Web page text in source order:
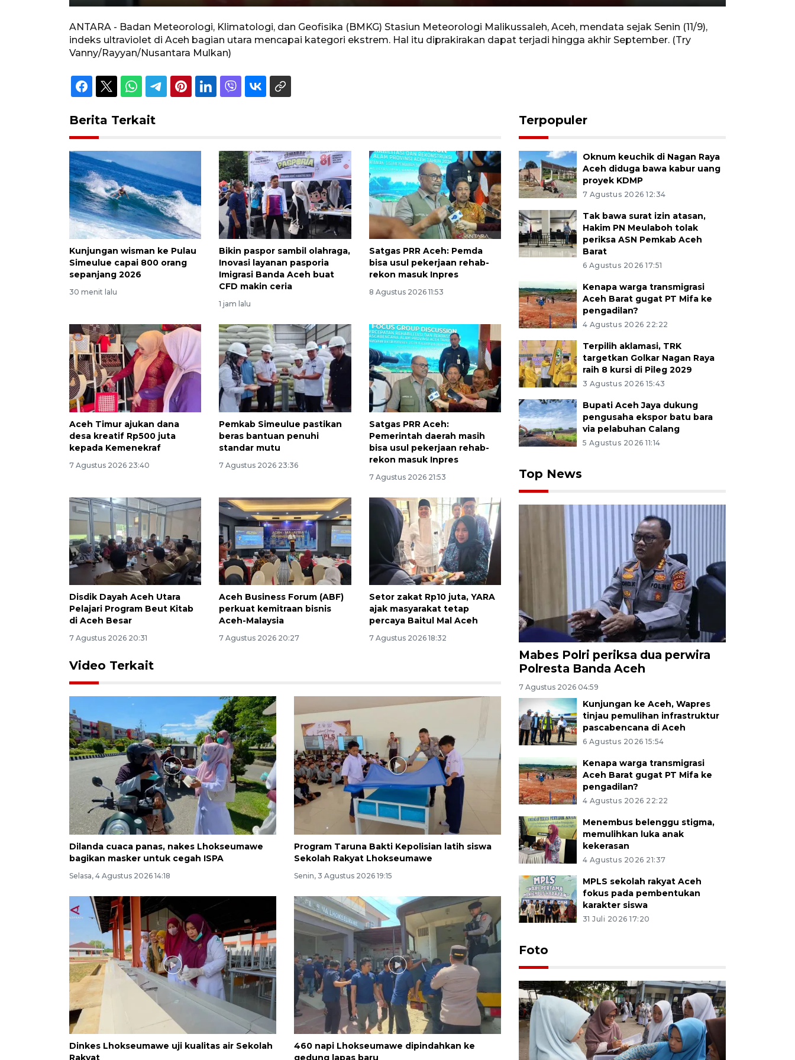
Unmute Play
Rewind
10s
Forward
Settings
PIP Enter
ANTARA - Badan Meteorologi, Klimatologi, dan Geofisika (BMKG) Stasiun Meteorologi Malikussaleh, Aceh, mendata sejak Senin (11/9),
indeks ultraviolet di Aceh bagian utara mencapai kategori ekstrem. Hal itu diprakirakan dapat terjadi hingga akhir September. (Try
Vanny/Rayyan/Nusantara Mulkan)
Berita Terkait
Kunjungan wisman ke Pulau
Simeulue capai 800 orang
sepanjang 2026
30 menit lalu
Bikin paspor sambil olahraga,
Inovasi layanan pasporia
Imigrasi Banda Aceh buat
CFD makin ceria
1 jam lalu
Satgas PRR Aceh: Pemda
bisa usul pekerjaan rehab-
rekon masuk Inpres
8 Agustus 2026 11:53
Aceh Timur ajukan dana
desa kreatif Rp500 juta
kepada Kemenekraf
7 Agustus 2026 23:40
Pemkab Simeulue pastikan
beras bantuan penuhi
standar mutu
7 Agustus 2026 23:36
Satgas PRR Aceh:
Pemerintah daerah masih
bisa usul pekerjaan rehab-
rekon masuk Inpres
7 Agustus 2026 21:53
Disdik Dayah Aceh Utara
Pelajari Program Beut Kitab
di Aceh Besar
7 Agustus 2026 20:31
Aceh Business Forum (ABF)
perkuat kemitraan bisnis
Aceh-Malaysia
7 Agustus 2026 20:27
Setor zakat Rp10 juta, YARA
ajak masyarakat tetap
percaya Baitul Mal Aceh
7 Agustus 2026 18:32
Video Terkait
Dilanda cuaca panas, nakes Lhokseumawe
bagikan masker untuk cegah ISPA
Selasa, 4 Agustus 2026 14:18
Program Taruna Bakti Kepolisian latih siswa
Sekolah Rakyat Lhokseumawe
Senin, 3 Agustus 2026 19:15
Dinkes Lhokseumawe uji kualitas air Sekolah
Rakyat
460 napi Lhokseumawe dipindahkan ke
gedung lapas baru
Terpopuler
Oknum keuchik di Nagan Raya
Aceh diduga bawa kabur uang
proyek KDMP
7 Agustus 2026 12:34
Tak bawa surat izin atasan,
Hakim PN Meulaboh tolak
periksa ASN Pemkab Aceh
Barat
6 Agustus 2026 17:51
Kenapa warga transmigrasi
Aceh Barat gugat PT Mifa ke
pengadilan?
4 Agustus 2026 22:22
Terpilih aklamasi, TRK
targetkan Golkar Nagan Raya
raih 8 kursi di Pileg 2029
3 Agustus 2026 15:43
Bupati Aceh Jaya dukung
pengusaha ekspor batu bara
via pelabuhan Calang
5 Agustus 2026 11:14
Top News
Mabes Polri periksa dua perwira
Polresta Banda Aceh
7 Agustus 2026 04:59
Kunjungan ke Aceh, Wapres
tinjau pemulihan infrastruktur
pascabencana di Aceh
6 Agustus 2026 15:54
Kenapa warga transmigrasi
Aceh Barat gugat PT Mifa ke
pengadilan?
4 Agustus 2026 22:22
Menembus belenggu stigma,
memulihkan luka anak
kekerasan
4 Agustus 2026 21:37
MPLS sekolah rakyat Aceh
fokus pada pembentukan
karakter siswa
31 Juli 2026 17:20
Foto